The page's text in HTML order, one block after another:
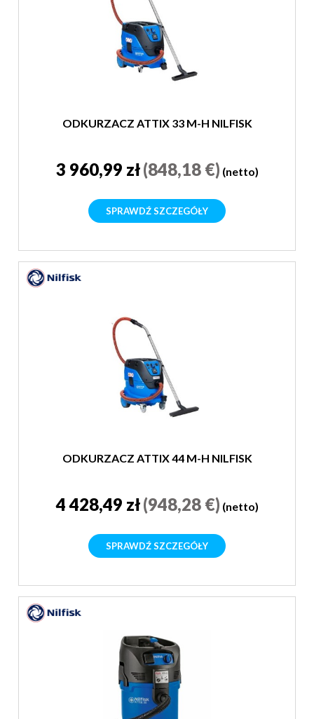
ODKURZACZ ATTIX 33 M-H NILFISK
3 960,99 zł(848,18 €) (netto)
SPRAWDŹ SZCZEGÓŁY
ODKURZACZ ATTIX 44 M-H NILFISK
4 428,49 zł(948,28 €) (netto)
SPRAWDŹ SZCZEGÓŁY